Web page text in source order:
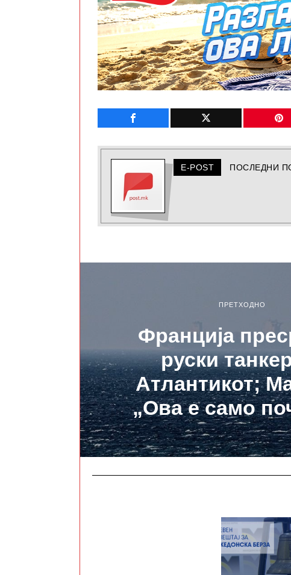
E-POST ПОСЛЕДНИ
ПРЕТХОДНО
Франција
руски
Атлантикот;
„Ова е само